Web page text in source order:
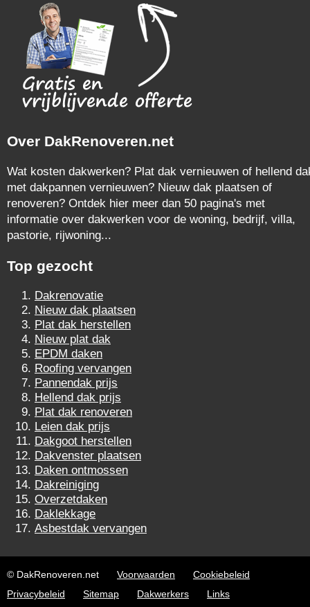
Over DakRenoveren.net
Wat kosten dakwerken? Plat dak vernieuwen of hellend
met dakpannen vernieuwen? Nieuw dak plaatsen of
renoveren? Ontdek hier meer dan 50 pagina's met
informatie over dakwerken voor de woning, bedrijf, villa,
pastorie, rijwoning...
Top gezocht
Dakrenovatie
Nieuw dak plaatsen
Plat dak herstellen
Nieuw plat dak
EPDM daken
Roofing vervangen
Pannendak prijs
Hellend dak prijs
Plat dak renoveren
Leien dak prijs
Dakgoot herstellen
Dakvenster plaatsen
Daken ontmossen
Dakreiniging
Overzetdaken
Daklekkage
Asbestdak vervangen
© DakRenoveren.net Voorwaarden
Cookiebeleid
Privacybeleid
Sitemap Dakwerkers
Links